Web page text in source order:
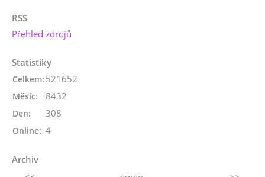
RSS
Přehled zdrojů
Statistiky
Online: 4
Celkem: 521652
Měsíc: 8432
Den: 308
Archiv